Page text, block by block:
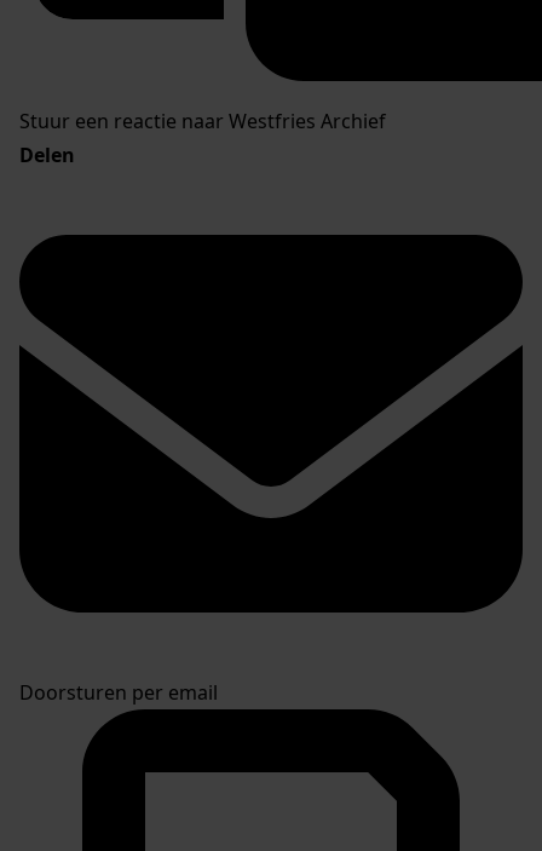
Stuur een reactie naar Westfries Archief
Delen
Doorsturen per email